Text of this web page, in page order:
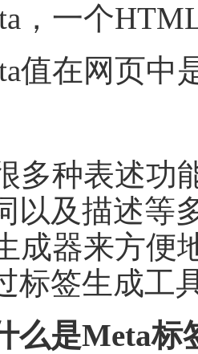
，一个
值在网页中
多种表述功
以及描述等
成器来方便
标签生成工
么是Meta标